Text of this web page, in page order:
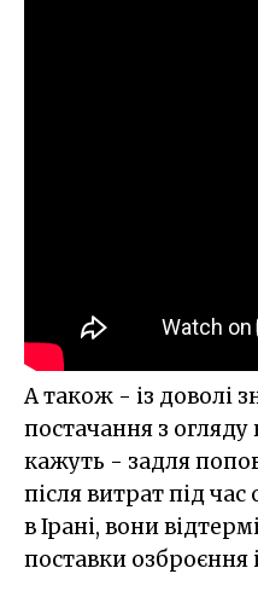
А також - із доволі
постачання з
кажуть - задля
після витрат під
в Ірані, вони
поставки